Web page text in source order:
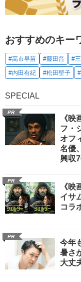
おすすめのキー
#高市早苗 #藤田晋 #
#内田有紀
#松田聖子
SPECIAL
PR
《
フ・
オフ
名優
興収
PR
《
イサ
コラ
PR
今年
暑さ
大丈